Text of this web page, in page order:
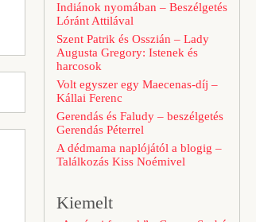
Indiánok nyomában – Beszélgetés
Lóránt Attilával
Szent Patrik és Osszián – Lady
Augusta Gregory: Istenek és
harcosok
Volt egyszer egy Maecenas-díj –
Kállai Ferenc
Gerendás és Faludy – beszélgetés
Gerendás Péterrel
A dédmama naplójától a blogig –
Találkozás Kiss Noémivel
Kiemelt